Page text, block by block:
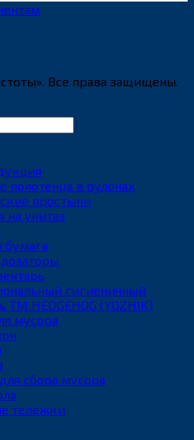
Все права защищены.
полотенца в рулонах
простыни
на унитаз
бумага
гигиеничный
ТМ HEDGEHOG (YOZHIK)
мусора
сбора мусора
тележки